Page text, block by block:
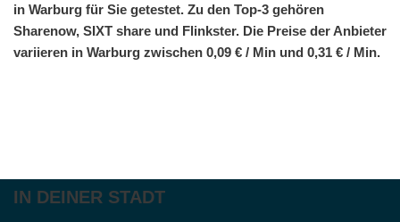
in Warburg für Sie getestet. Zu den Top-3 gehören
Sharenow, SIXT share und Flinkster. Die Preise der Anbieter
variieren in Warburg zwischen 0,09 € / Min und 0,31 € / Min.
IN DEINER STADT